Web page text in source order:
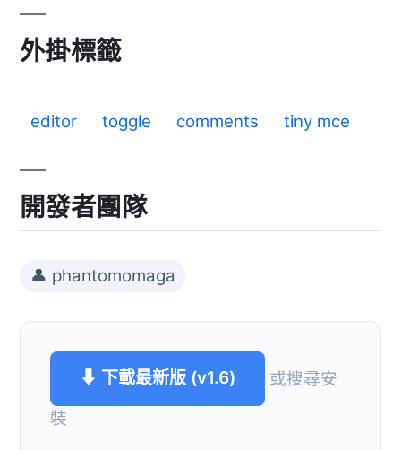
外掛標籤
editor toggle comments tiny mce
開發者團隊
👤 phantomomaga
⬇ 下載最新版 (v1.6)
或搜尋安
裝